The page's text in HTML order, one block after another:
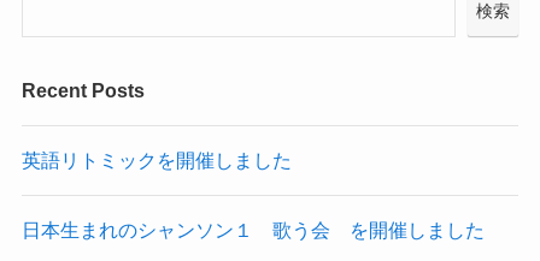
検索
Recent Posts
英語リトミックを開催しました
日本生まれのシャンソン１ 歌う会 を開催しました